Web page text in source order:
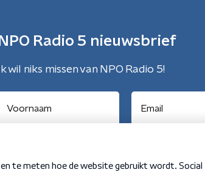
NPO Radio 5 nieuwsbrief
Ik wil niks missen van NPO Radio 5!